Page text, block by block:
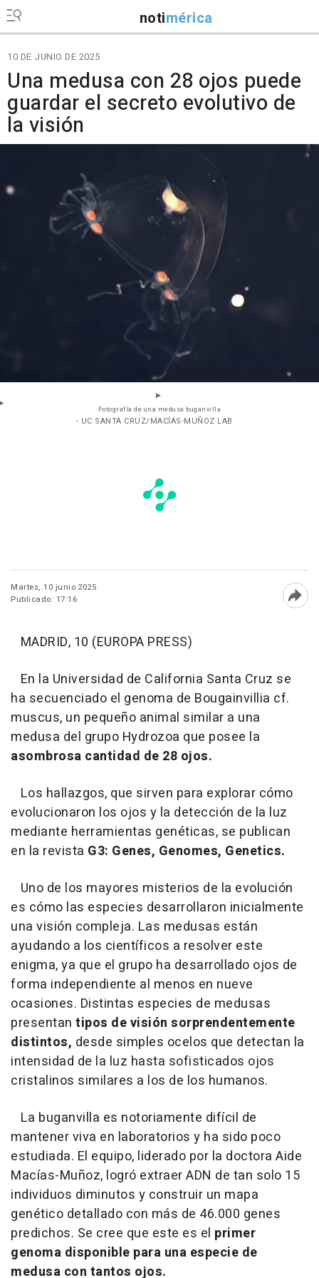
notimérica
10 DE JUNIO DE 2025
Una medusa con 28 ojos puede
guardar el secreto evolutivo de
la visión
Fotografía de una medusa buganvilla
- UC SANTA CRUZ/MACÍAS-MUÑOZ LAB
Martes, 10 junio 2025
Publicado: 17:16
MADRID, 10 (EUROPA PRESS)
En la Universidad de California Santa Cruz se
ha secuenciado el genoma de Bougainvillia cf.
muscus, un pequeño animal similar a una
medusa del grupo Hydrozoa que posee la
asombrosa cantidad de 28 ojos.
Los hallazgos, que sirven para explorar cómo
evolucionaron los ojos y la detección de la luz
mediante herramientas genéticas, se publican
en la revista G3: Genes, Genomes, Genetics.
Uno de los mayores misterios de la evolución
es cómo las especies desarrollaron inicialmente
una visión compleja. Las medusas están
ayudando a los científicos a resolver este
enigma, ya que el grupo ha desarrollado ojos de
forma independiente al menos en nueve
ocasiones. Distintas especies de medusas
presentan tipos de visión sorprendentemente
distintos, desde simples ocelos que detectan la
intensidad de la luz hasta sofisticados ojos
cristalinos similares a los de los humanos.
La buganvilla es notoriamente difícil de
mantener viva en laboratorios y ha sido poco
estudiada. El equipo, liderado por la doctora Aide
Macías-Muñoz, logró extraer ADN de tan solo 15
individuos diminutos y construir un mapa
genético detallado con más de 46.000 genes
predichos. Se cree que este es el primer
genoma disponible para una especie de
medusa con tantos ojos.